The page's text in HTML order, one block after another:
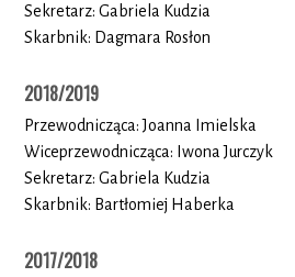
Sekretarz: Gabriela Kudzia
Skarbnik: Dagmara Rosłon
2018/2019
Przewodnicząca: Joanna Imielska
Wiceprzewodnicząca: Iwona Jurczyk
Sekretarz: Gabriela Kudzia
Skarbnik: Bartłomiej Haberka
2017/2018